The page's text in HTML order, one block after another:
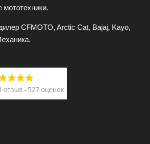
мототехники.
CFMOTO, Arctic Cat, Bajaj, Kayo,